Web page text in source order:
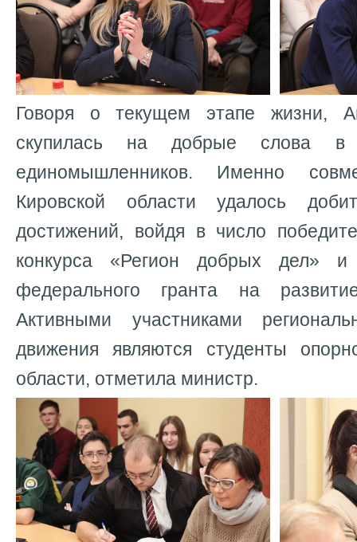
Говоря о текущем этапе жизни,
скупилась на добрые слова
единомышленников. Именно
Кировской области удалось
достижений, войдя в число
конкурса «Регион добрых дел» и
федерального гранта на
Активными участниками
движения являются студенты
области, отметила министр.